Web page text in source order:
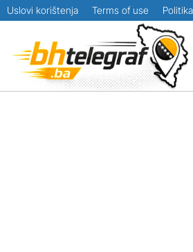
Uslovi korištenja Terms of use